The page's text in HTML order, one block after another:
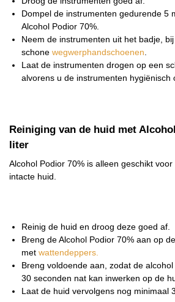
Dompel de instrumenten gedurende 5
Alcohol Podior 70%.
Neem de instrumenten uit het badje,
schone wegwerphandschoenen
Laat de instrumenten drogen op een
alvorens u de instrumenten hygiënisch
Reiniging van de huid met
liter
Alcohol Podior 70% is alleen geschikt
intacte huid.
Reinig de huid en droog deze goed af.
Breng de Alcohol Podior 70% aan op
met wattendeppers.
Breng voldoende aan, zodat de
30 seconden nat kan inwerken op de
Laat de huid vervolgens nog minimaal